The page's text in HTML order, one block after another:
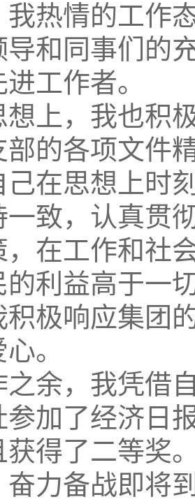
我热情的工作
导和同事们的
工作者。
，我也积极
部的各项文件
己在思想上时
一致，认真贯
，在工作和社
的利益高于一
积极响应集团
。
，我凭借自
参加了经济日
获得了二等奖
奋力备战即将